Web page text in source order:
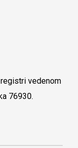
vedenom
76930.